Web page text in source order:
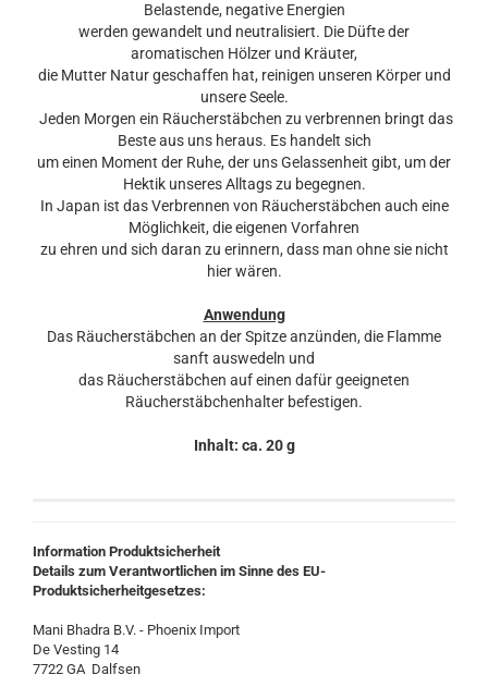
Belastende, negative Energien
werden gewandelt und neutralisiert. Die Düfte der
aromatischen Hölzer und Kräuter,
die Mutter Natur geschaffen hat, reinigen unseren Körper und
unsere Seele.
Jeden Morgen ein Räucherstäbchen zu verbrennen bringt das
Beste aus uns heraus. Es handelt sich
um einen Moment der Ruhe, der uns Gelassenheit gibt, um der
Hektik unseres Alltags zu begegnen.
In Japan ist das Verbrennen von Räucherstäbchen auch eine
Möglichkeit, die eigenen Vorfahren
zu ehren und sich daran zu erinnern, dass man ohne sie nicht
hier wären.
Anwendung
Das Räucherstäbchen an der Spitze anzünden, die Flamme
sanft auswedeln und
das Räucherstäbchen auf einen dafür geeigneten
Räucherstäbchenhalter befestigen.
Inhalt: ca. 20 g
Information Produktsicherheit
Details zum Verantwortlichen im Sinne des EU-
Produktsicherheitgesetzes:
Mani Bhadra B.V. - Phoenix Import
De Vesting 14
7722 GA Dalfsen